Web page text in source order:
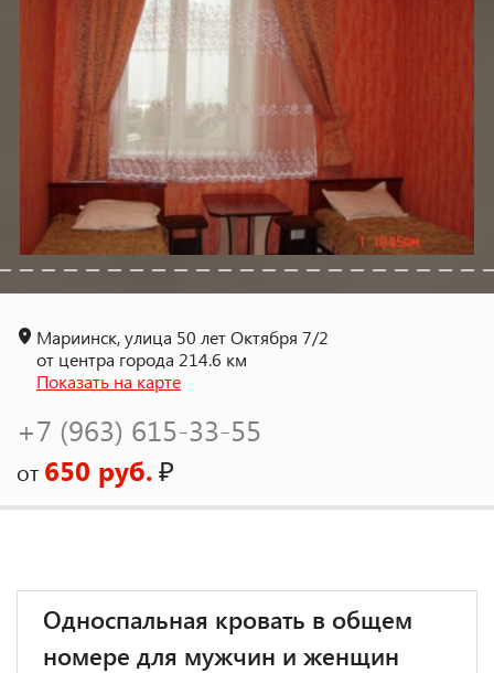
Мариинск, улица 50 лет Октября 7/2
от центра города 214.6 км
Показать на карте
+7 (963) 615-33-55
от 650 руб.₽
Односпальная кровать в общем
номере для мужчин и женщин